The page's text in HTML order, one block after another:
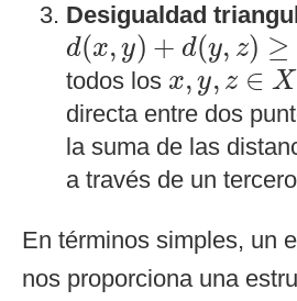
Desigualdad
d(x, y) + d(y, z) ≥
d(x,y)+d(y,z)≥d(x,
todos los x, y, z ∈ X
x, y,z∈X
directa entre dos
la suma de las
a través de un
En términos simples, un
nos proporciona una